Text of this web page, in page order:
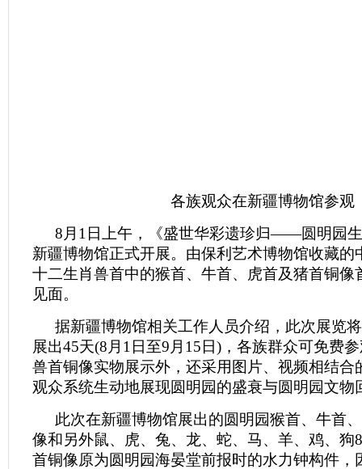
各族观众在新疆博物馆参观
8月1日上午，《盛世华彩遗珍归——圆明园
新疆博物馆正式开展。由保利艺术博物馆收藏的
十二生肖兽首中的猴首、牛首、虎首及猪首铜像
见面。
据新疆博物馆相关工作人员介绍，此次展览
展出45天(8月1日至9月15日)，各族群众可免费
兽首铜像实物展示外，还采用图片、视频相结合
观众系统生动地展现圆明园的盛衰与圆明园文物
此次在新疆博物馆展出的圆明园猴首、牛首
像和另外鼠、虎、兔、龙、蛇、马、羊、鸡、狗
首铜像原为圆明园海晏堂前报时的水力钟构件，